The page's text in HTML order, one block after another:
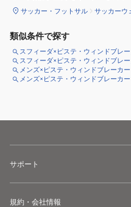
サッカー・フットサル サッカーウ
類似条件で探す
スフィーダ×ピステ・ウィンドブレ
スフィーダ×ピステ・ウィンドブレ
メンズ×ピステ・ウィンドブレーカー
メンズ×ピステ・ウィンドブレーカ
サポート
規約・会社情報